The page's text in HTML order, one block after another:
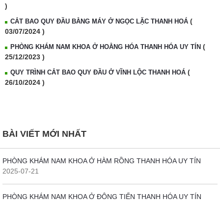
)
CẮT BAO QUY ĐẦU BẰNG MÁY Ở NGỌC LẶC THANH HOÁ (
03/07/2024 )
PHÒNG KHÁM NAM KHOA Ở HOẰNG HÓA THANH HÓA UY TÍN (
25/12/2023 )
QUY TRÌNH CẮT BAO QUY ĐẦU Ở VĨNH LỘC THANH HOÁ (
26/10/2024 )
BÀI VIẾT MỚI NHẤT
PHÒNG KHÁM NAM KHOA Ở HÀM RỒNG THANH HÓA UY TÍN
2025-07-21
PHÒNG KHÁM NAM KHOA Ở ĐÔNG TIẾN THANH HÓA UY TÍN